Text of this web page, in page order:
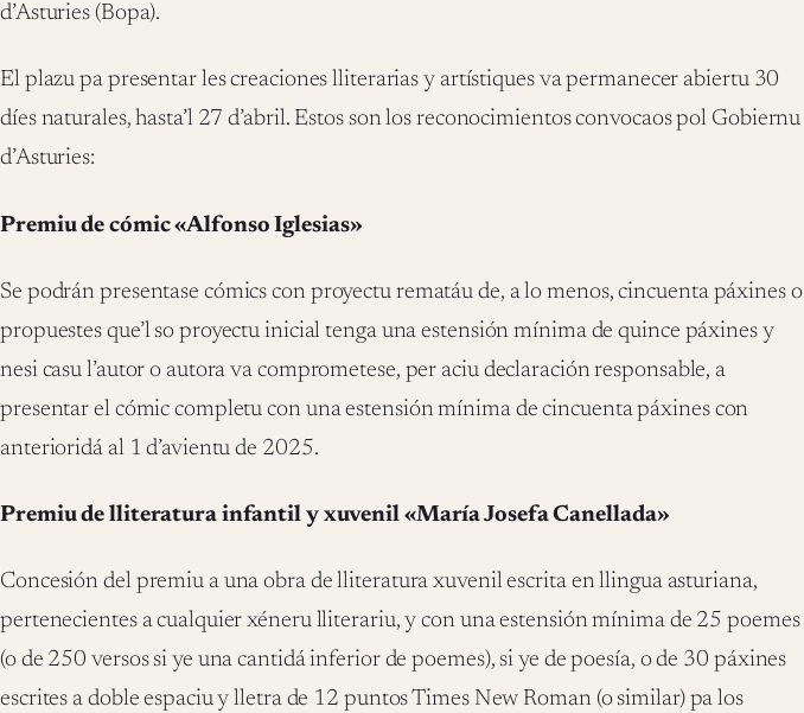
d’Asturies (Bopa).
El plazu pa presentar les creaciones lliterarias y artístiques va permanecer abiertu 30
díes naturales, hasta’l 27 d’abril. Estos son los reconocimientos convocaos pol Gobiernu
d’Asturies:
Premiu de cómic «Alfonso Iglesias»
Se podrán presentase cómics con proyectu rematáu de, a lo menos, cincuenta páxines o
propuestes que’l so proyectu inicial tenga una estensión mínima de quince páxines y
nesi casu l’autor o autora va comprometese, per aciu declaración responsable, a
presentar el cómic completu con una estensión mínima de cincuenta páxines con
anterioridá al 1 d’avientu de 2025.
Premiu de lliteratura infantil y xuvenil «María Josefa Canellada»
Concesión del premiu a una obra de lliteratura xuvenil escrita en llingua asturiana,
pertenecientes a cualquier xéneru lliterariu, y con una estensión mínima de 25 poemes
(o de 250 versos si ye una cantidá inferior de poemes), si ye de poesía, o de 30 páxines
escrites a doble espaciu y lletra de 12 puntos Times New Roman (o similar) pa los